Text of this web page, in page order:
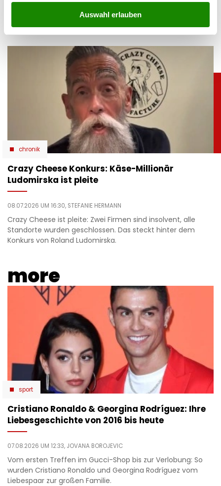
Auswahl erlauben
Instagram zeigt die Zirkustochter sonnige Momente im
Bikini, auf dem Boot und am Wasser.
chronik
Crazy Cheese Konkurs: Käse-Millionär
Ludomirska ist pleite
08.07.2026 UM 16:30, STEFANIE HERMANN
Crazy Cheese ist pleite: Zwei Firmen sind insolvent, alle
Standorte wurden geschlossen. Das steckt hinter dem
Konkurs von Roland Ludomirska.
more
sport
Cristiano Ronaldo & Georgina Rodríguez: Ihre
Liebesgeschichte von 2016 bis heute
07.08.2026 UM 12:33, JOVANA BOROJEVIC
Vom ersten Treffen im Gucci-Shop bis zur Verlobung: So
wurden Cristiano Ronaldo und Georgina Rodríguez vom
Liebespaar zur großen Familie.